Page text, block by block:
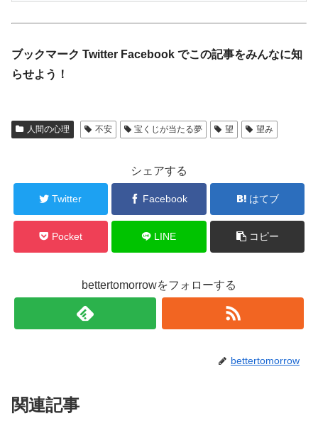
ブックマーク Twitter Facebook でこの記事をみんなに知
らせよう！
人間の心理 不安 宝くじが当たる夢 望 望み
シェアする
Twitter Facebook はてブ
Pocket LINE コピー
bettertomorrowをフォローする
bettertomorrow
関連記事